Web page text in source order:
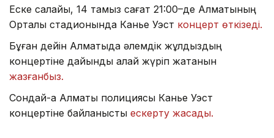
Еске салайық, 14 тамыз сағат 21:00–де Алматының
Орталық стадионында Канье Уэст концерт өткізеді.
Бұған дейін Алматыда әлемдік жұлдыздың
концертіне дайындық қалай жүріп жатқанын
жазғанбыз.
Сондай-ақ Алматы полициясы Канье Уэст
концертіне байланысты ескерту жасады.